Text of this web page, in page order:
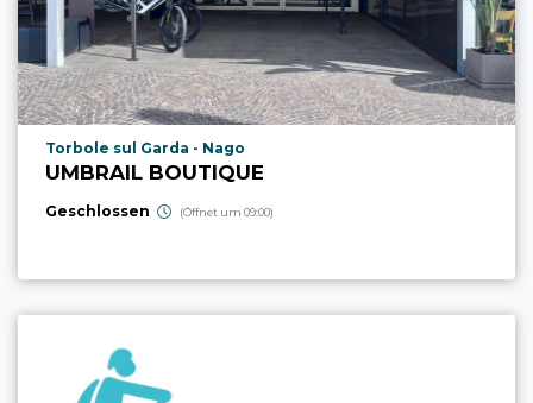
aria.poi_location_prefix
Torbole sul Garda - Nago
UMBRAIL BOUTIQUE
Geschlossen (Öffnet um 09:00)